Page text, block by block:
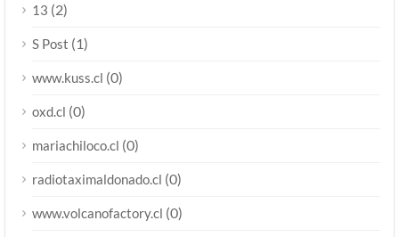
13 (2)
S Post (1)
www.kuss.cl (0)
oxd.cl (0)
mariachiloco.cl (0)
radiotaximaldonado.cl (0)
www.volcanofactory.cl (0)